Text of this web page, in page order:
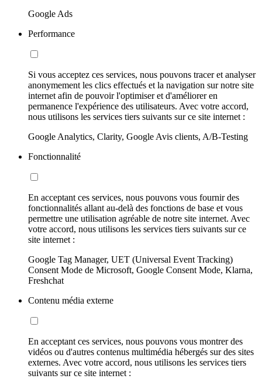
Google Ads
Performance
Si vous acceptez ces services, nous pouvons tracer et analyser
anonymement les clics effectués et la navigation sur notre site
internet afin de pouvoir l'optimiser et d'améliorer en
permanence l'expérience des utilisateurs. Avec votre accord,
nous utilisons les services tiers suivants sur ce site internet :
Google Analytics, Clarity, Google Avis clients, A/B-Testing
Fonctionnalité
En acceptant ces services, nous pouvons vous fournir des
fonctionnalités allant au-delà des fonctions de base et vous
permettre une utilisation agréable de notre site internet. Avec
votre accord, nous utilisons les services tiers suivants sur ce
site internet :
Google Tag Manager, UET (Universal Event Tracking)
Consent Mode de Microsoft, Google Consent Mode, Klarna,
Freshchat
Contenu média externe
En acceptant ces services, nous pouvons vous montrer des
vidéos ou d'autres contenus multimédia hébergés sur des sites
externes. Avec votre accord, nous utilisons les services tiers
suivants sur ce site internet :